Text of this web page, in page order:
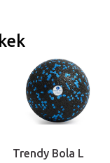
Trendy Bola L